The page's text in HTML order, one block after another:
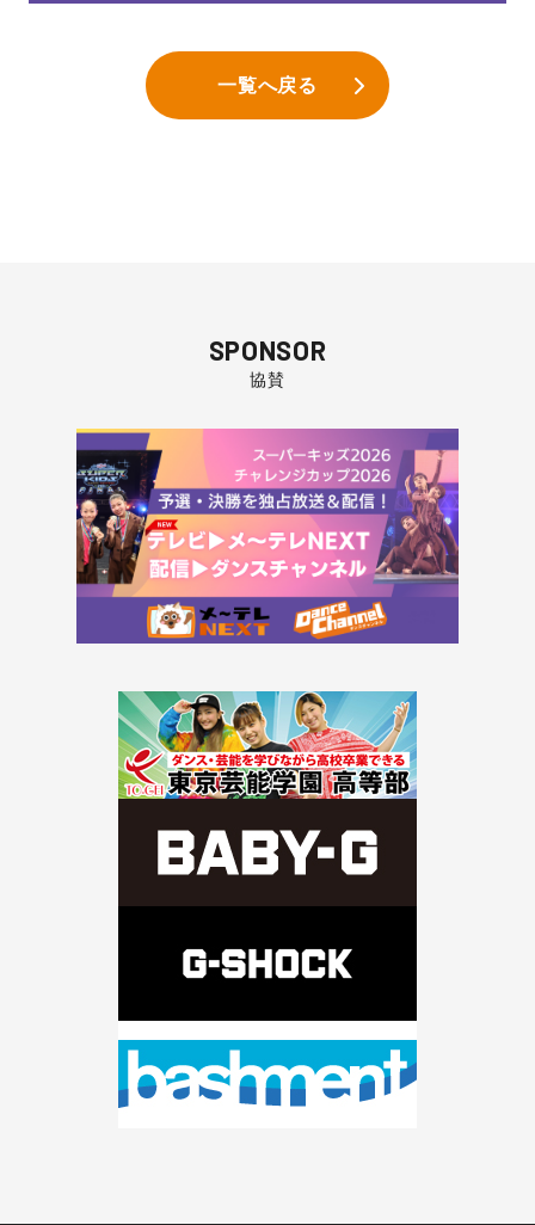
一覧へ戻る
SPONSOR
協賛